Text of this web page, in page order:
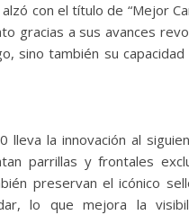
con el título de “Mejor
gracias a sus avances
sino también su
lleva la innovación al
parrillas y frontales
preservan el icónico
lo que mejora la